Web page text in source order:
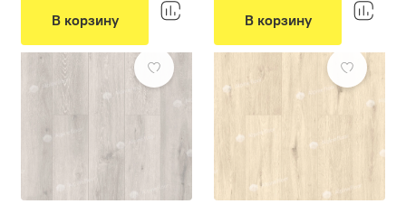
Фаска:4V
В корзину
Классическая укладка
Цвет:
Светло-серый, Серый
В корзину